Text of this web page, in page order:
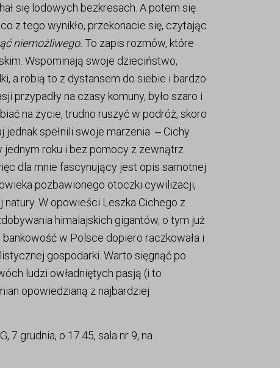
się lodowych bezkresach. A potem się
z tego wynikło, przekonacie się, czytając
niemożliwego. To zapis rozmów, które
Wspominają swoje dzieciństwo,
a robią to z dystansem do siebie i bardzo
przypadły na czasy komuny, było szaro i
na życie, trudno ruszyć w podróż, skoro
jednak spełnili swoje marzenia ‒ Cichy
roku i bez pomocy z zewnątrz
dla mnie fascynujący jest opis samotnej
pozbawionego otoczki cywilizacji,
W opowieści Leszka Cichego z
himalajskich gigantów, o tym już
w Polsce dopiero raczkowała i
gospodarki. Warto sięgnąć po
ludzi owładniętych pasją (i to
opowiedzianą z najbardziej
7 grudnia, o 17.45, sala nr 9, na